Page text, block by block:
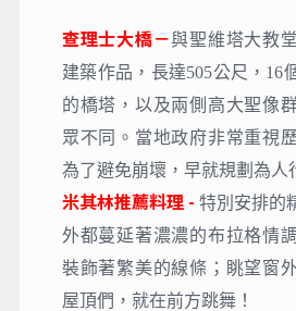
查理士大橋－與聖維塔大教
建築作品，長達505公尺，16
的橋塔，以及兩側高大聖像
眾不同。當地政府非常重視
為了避免崩壞，早就規劃為人
米其林推薦料理 - 特別安排的
外都蔓延著濃濃的布拉格情
裝飾著繁美的線條；眺望窗
屋頂們，就在前方跳舞！